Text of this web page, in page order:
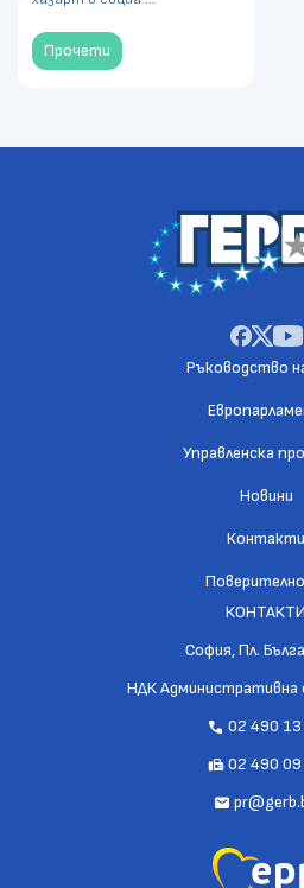
Прочети
Ръководство
Управленска
Новини
Контакти
КОНТАКТИ
София, Пл.
НДК Административна
call 02 490 13
fax02 490 09
mail